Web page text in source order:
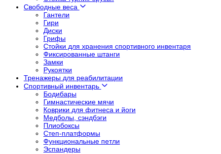
Свободные веса
Гантели
Гири
Диски
Грифы
Стойки для хранения спортивного инвентаря
Фиксированные штанги
Замки
Рукоятки
Тренажеры для реабилитации
Спортивный инвентарь
Бодибары
Гимнастические мячи
Коврики для фитнеса и йоги
Медболы, сэндбэги
Плиобоксы
Степ-платформы
Функциональные петли
Эспандеры